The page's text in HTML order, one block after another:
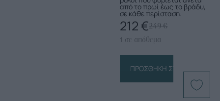
από το πρωί έως το βράδυ,
σε κάθε περίσταση.
249€
212 €
1 σε απόθεμα
ΠΡΟΣΘΉΚΗ ΣΤΟ ΚΑΛΆΘΙ